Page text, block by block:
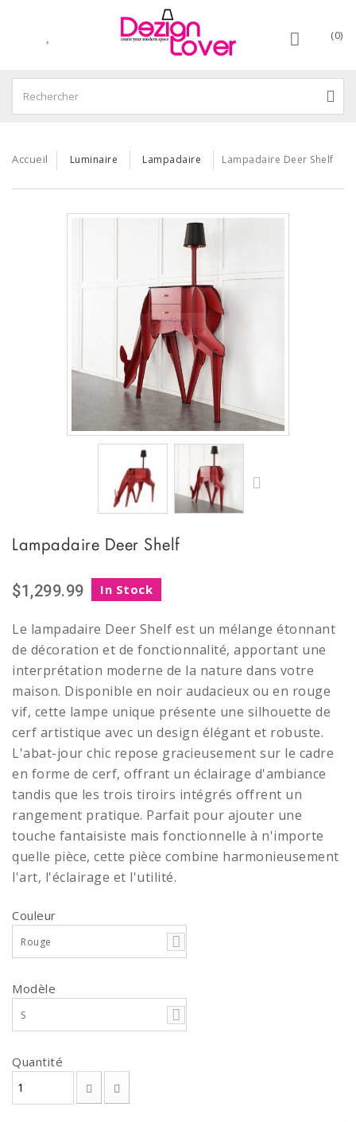
(0)
Accueil Luminaire Lampadaire Lampadaire Deer Shelf
Lampadaire Deer Shelf
$1,299.99 In Stock
Le lampadaire Deer Shelf est un mélange étonnant
de décoration et de fonctionnalité, apportant une
interprétation moderne de la nature dans votre
maison. Disponible en noir audacieux ou en rouge
vif, cette lampe unique présente une silhouette de
cerf artistique avec un design élégant et robuste.
L'abat-jour chic repose gracieusement sur le cadre
en forme de cerf, offrant un éclairage d'ambiance
tandis que les trois tiroirs intégrés offrent un
rangement pratique. Parfait pour ajouter une
touche fantaisiste mais fonctionnelle à n'importe
quelle pièce, cette pièce combine harmonieusement
l'art, l'éclairage et l'utilité.
Couleur
Rouge
Modèle
S
Quantité